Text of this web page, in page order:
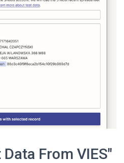
From VIES"